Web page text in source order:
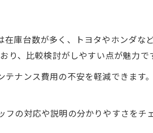
説
ト
項目
庫台数が多く、トヨタやホンダな
り、比較検討がしやすい点が魅力で
ナンス費用の不安を軽減できます
の対応や説明の分かりやすさをチ